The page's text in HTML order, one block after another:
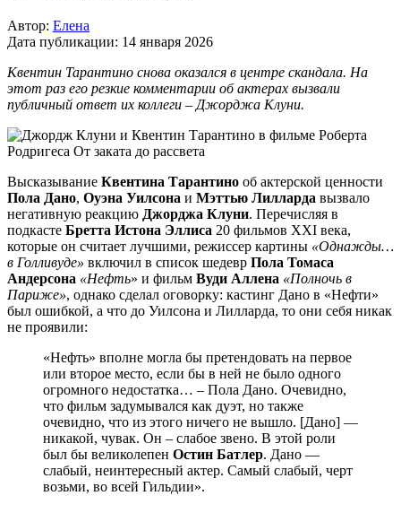
Автор: Елена
Дата публикации: 14 января 2026
Квентин Тарантино снова оказался в центре скандала. На
этот раз его резкие комментарии об актерах вызвали
публичный ответ их коллеги – Джорджа Клуни.
Высказывание Квентина Тарантино об актерской ценности
Пола Дано, Оуэна Уилсона и Мэттью Лилларда вызвало
негативную реакцию Джорджа Клуни. Перечисляя в
подкасте Бретта Истона Эллиса 20 фильмов XXI века,
которые он считает лучшими, режиссер картины «Однажды…
в Голливуде» включил в список шедевр Пола Томаса
Андерсона «Нефть» и фильм Вуди Аллена «Полночь в
Париже», однако сделал оговорку: кастинг Дано в «Нефти»
был ошибкой, а что до Уилсона и Лилларда, то они себя никак
не проявили:
«Нефть» вполне могла бы претендовать на первое
или второе место, если бы в ней не было одного
огромного недостатка… – Пола Дано. Очевидно,
что фильм задумывался как дуэт, но также
очевидно, что из этого ничего не вышло. [Дано] —
никакой, чувак. Он – слабое звено. В этой роли
был бы великолепен Остин Батлер. Дано —
слабый, неинтересный актер. Самый слабый, черт
возьми, во всей Гильдии».